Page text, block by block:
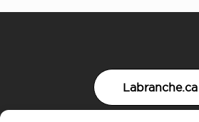
Labranche.ca